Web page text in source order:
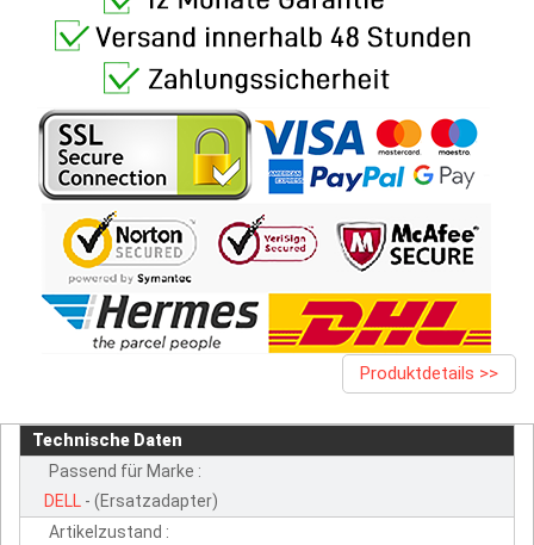
Produktdetails >>
Technische Daten
Passend für Marke :
DELL - (Ersatzadapter)
Artikelzustand :